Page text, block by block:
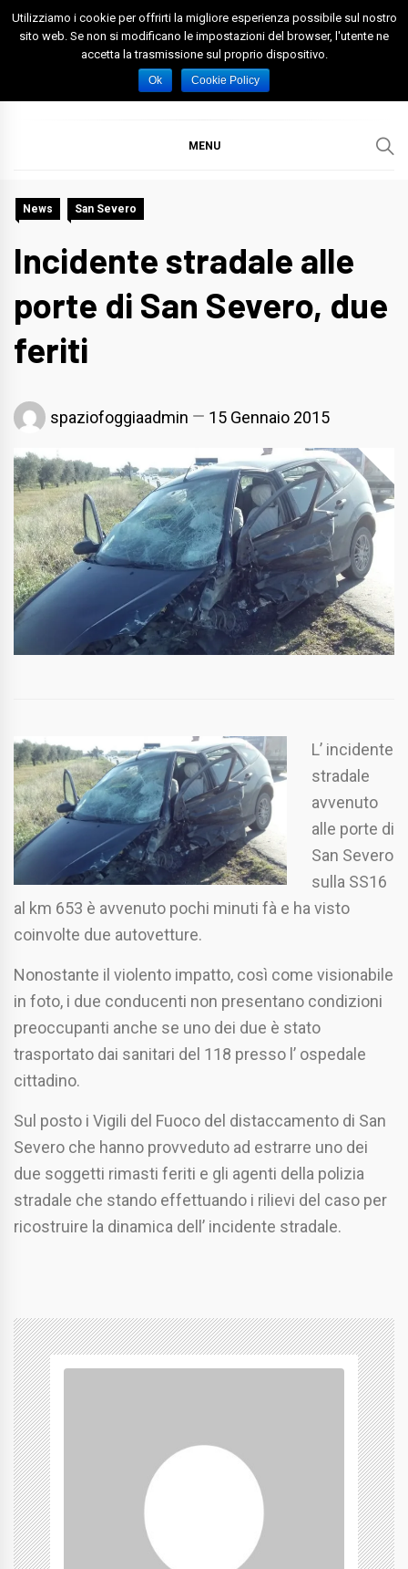
Skip
Spazio Foggia
Foggia News Calcio Eventi e Attività nella Capitanata
MENU
News San Severo
Incidente stradale alle
porte di San Severo, due
feriti
spaziofoggiaadmin 15 Gennaio 2015
L’ incidente
stradale
avvenuto
alle porte di
San Severo
sulla SS16
al km 653 è avvenuto pochi minuti fà e ha visto
coinvolte due autovetture.
Nonostante il violento impatto, così come visionabile
in foto, i due conducenti non presentano condizioni
preoccupanti anche se uno dei due è stato
trasportato dai sanitari del 118 presso l’ ospedale
cittadino.
Sul posto i Vigili del Fuoco del distaccamento di San
Severo che hanno provveduto ad estrarre uno dei
due soggetti rimasti feriti e gli agenti della polizia
stradale che stando effettuando i rilievi del caso per
ricostruire la dinamica dell’ incidente stradale.
Utilizziamo i cookie per offrirti la migliore esperienza possibile sul nostro
sito web. Se non si modificano le impostazioni del browser, l'utente ne
accetta la trasmissione sul proprio dispositivo.
Ok Cookie Policy